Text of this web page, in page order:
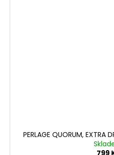
PERLAGE QUORUM, EXTRA